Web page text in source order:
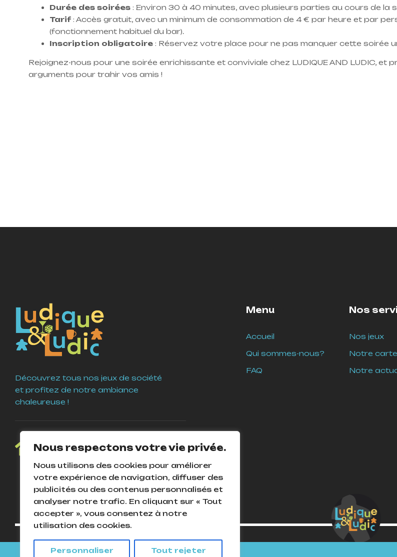
Nous respectons votre vie privée.
Nous utilisons des cookies pour améliorer
votre expérience de navigation, diffuser des
publicités ou des contenus personnalisés et
analyser notre trafic. En cliquant sur « Tout
accepter », vous consentez à notre
utilisation des cookies.
Personnaliser Tout rejeter
Durée des soirées : Environ 30 à 40 minutes, avec plusieurs parties au cours de la
Tarif : Accès gratuit, avec un minimum de consommation de 4 € par heure et par
(fonctionnement habituel du bar).
Inscription obligatoire : Réservez votre place pour ne pas manquer cette soirée
Rejoignez-nous pour une soirée enrichissante et conviviale chez LUDIQUE AND LUDIC, et
arguments pour trahir vos amis !
Découvrez tous nos jeux de société
et profitez de notre ambiance
chaleureuse !
58000 Nevers
Menu
Accueil
Qui sommes-nous?
FAQ
Nos
Nos jeux
Notre carte
Notre